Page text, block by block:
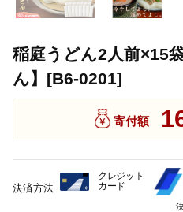
稲庭うどん2人前×15
ん】[B6-0201]
寄付額
決済方法
クレジット
カード